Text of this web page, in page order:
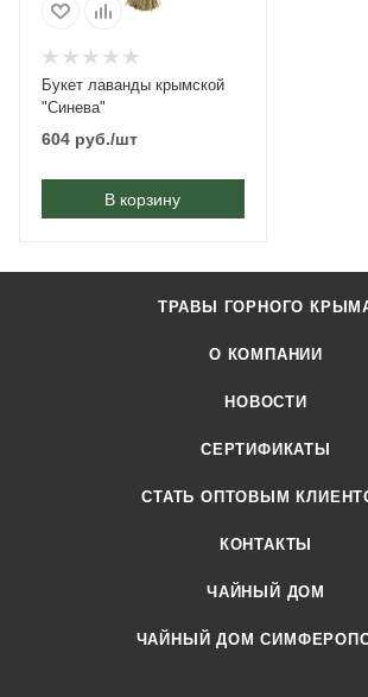
Букет лаванды крымской
"Синева"
604 руб./шт
В корзину
ТРАВЫ ГОРНОГО
О КОМПАНИИ
НОВОСТИ
СЕРТИФИКАТЫ
CТАТЬ ОПТОВЫМ
КОНТАКТЫ
ЧАЙНЫЙ ДОМ
ЧАЙНЫЙ ДОМ